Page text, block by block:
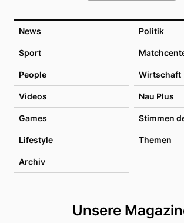
News Politik
Sport
People Wirtschaft
Videos Nau Plus
Games Stimmen
Lifestyle Themen
Archiv
Unsere